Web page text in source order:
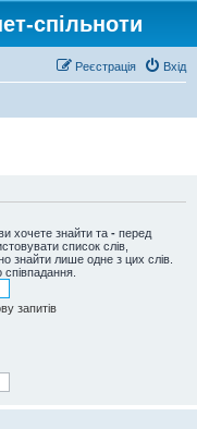
спільноти
Вхід
Реєстрація
хочете знайти та - перед
список слів,
знайти лише одне з цих слів.
запитів